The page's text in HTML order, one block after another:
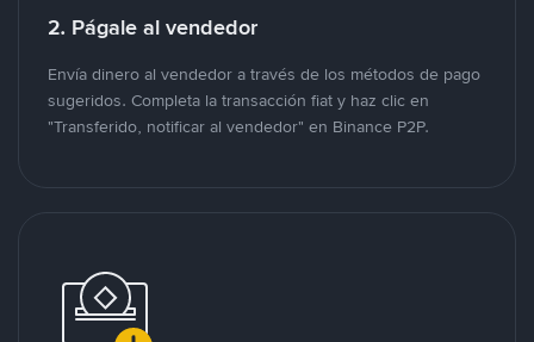
2. Págale al vendedor
Envía dinero al vendedor a través de los métodos de pago
sugeridos. Completa la transacción fiat y haz clic en
"Transferido, notificar al vendedor" en Binance P2P.